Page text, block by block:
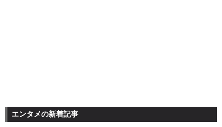
エンタメの新着記事